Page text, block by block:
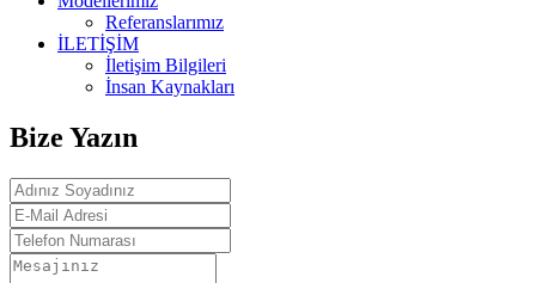
Referanslarımız
İLETİŞİM
İletişim Bilgileri
İnsan Kaynakları
Bize Yazın